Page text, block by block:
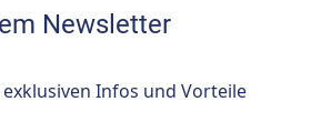
Newsletter
Infos und Vorteile